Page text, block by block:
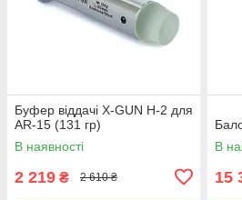
Буфер віддачі X-GUN H-2 для
AR-15 (131 гр)
В наявності
2 219 ₴ 2 610 ₴
В
15